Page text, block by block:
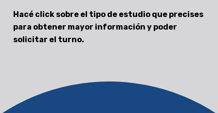
Hacé click sobre el tipo de estudio que precises
para obtener mayor información y poder
solicitar el turno.